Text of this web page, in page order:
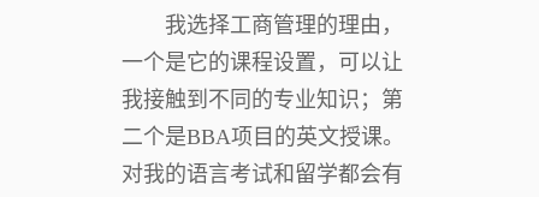
我选择工商管理的理由，
一个是它的课程设置，可以让
我接触到不同的专业知识；第
二个是BBA项目的英文授课。
对我的语言考试和留学都会有